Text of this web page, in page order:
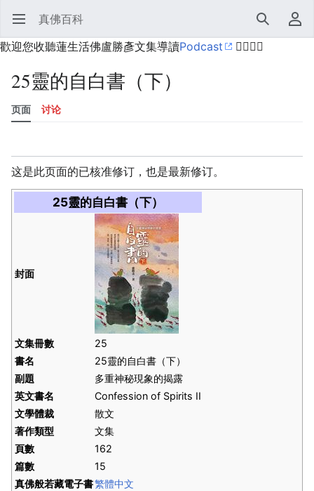
打开主菜单 真佛百科 搜索
用户菜单
歡迎您收聽蓮生活佛盧勝彥文集導讀Podcast 🙋‍♂️🙋‍♀️
25靈的自白書（下）
页面 讨论
这是此页面的已核准修订，也是最新修订。
25靈的自白書（下）
封面
文集冊數
25
書名
25靈的自白書（下）
副題
多重神秘現象的揭露
英文書名
Confession of Spirits II
文學體裁
散文
著作類型
文集
頁數
162
篇數
15
真佛般若藏電子書繁體中文